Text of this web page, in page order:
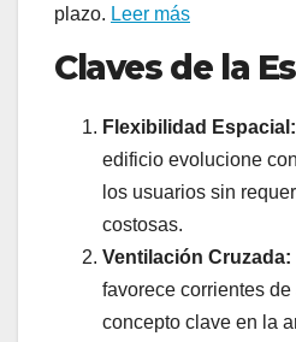
plazo. Leer más
Claves de la
Flexibilidad Espacial:
edificio evolucione
los usuarios sin
costosas.
Ventilación Cruzada:
favorece corrientes
concepto clave en la